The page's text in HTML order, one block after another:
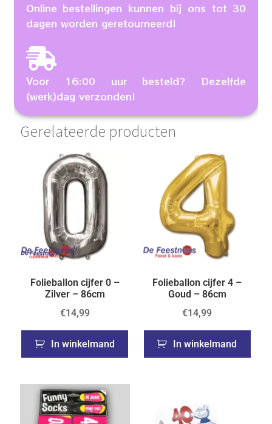
Online bestellingen kunnen bij ons tot 30
dagen worden geretourneerd!
Voor 16:00 uur besteld? Dezelfde
(werk)dag verzonden!
Gerelateerde producten
Folieballon cijfer 0 –
Zilver – 86cm
€14,99
In winkelmand
Folieballon cijfer 4 –
Goud – 86cm
€14,99
In winkelmand